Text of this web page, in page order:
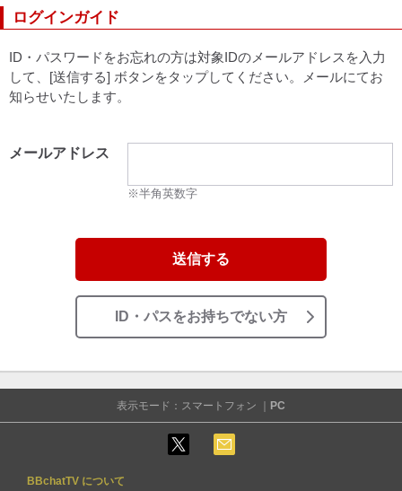
ログインガイド
ID・パスワードをお忘れの方は対象IDのメールアドレスを入力
して、[送信する] ボタンをタップしてください。メールにてお
知らせいたします。
メールアドレス
※半角英数字
送信する
ID・パスをお持ちでない方
表示モード：スマートフォン ｜ PC
BBchatTV について